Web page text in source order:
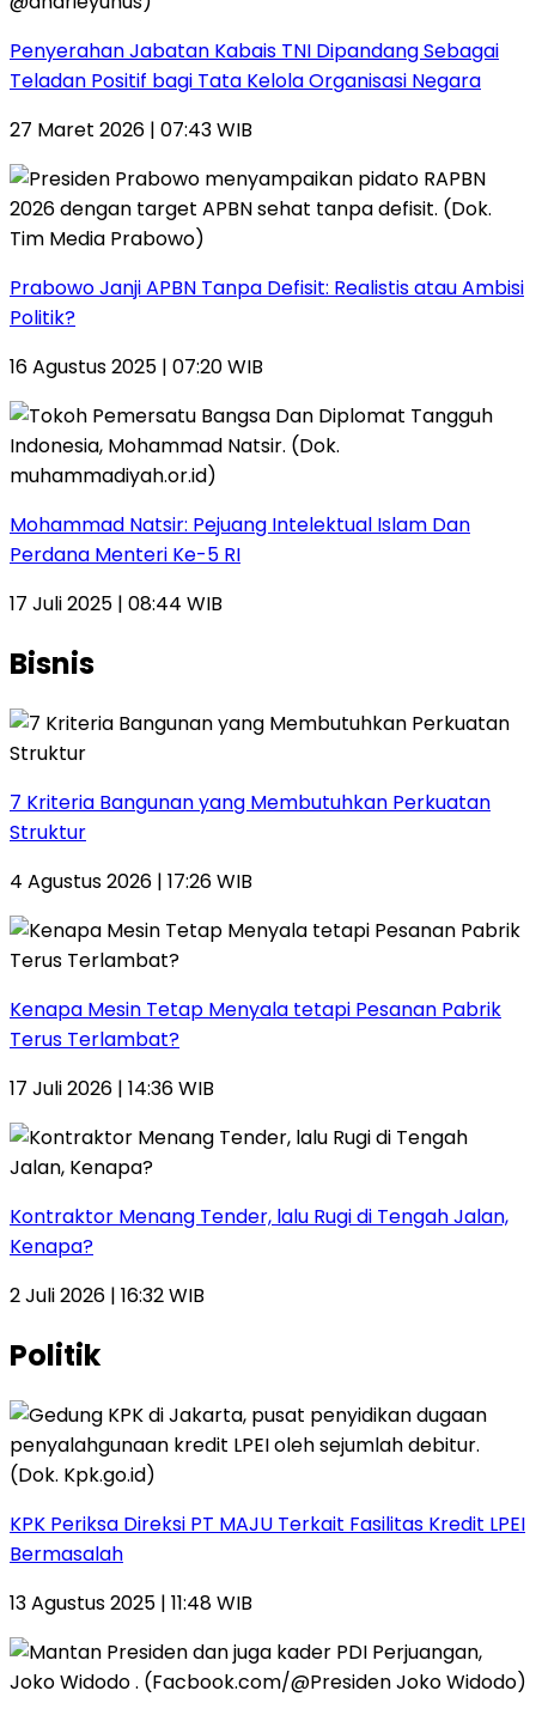
Penyerahan Jabatan Kabais TNI Dipandang Sebagai
Teladan Positif bagi Tata Kelola Organisasi Negara
27 Maret 2026 | 07:43 WIB
Prabowo Janji APBN Tanpa Defisit: Realistis atau Ambisi
Politik?
16 Agustus 2025 | 07:20 WIB
Mohammad Natsir: Pejuang Intelektual Islam Dan
Perdana Menteri Ke-5 RI
17 Juli 2025 | 08:44 WIB
Bisnis
7 Kriteria Bangunan yang Membutuhkan Perkuatan
Struktur
4 Agustus 2026 | 17:26 WIB
Kenapa Mesin Tetap Menyala tetapi Pesanan Pabrik
Terus Terlambat?
17 Juli 2026 | 14:36 WIB
Kontraktor Menang Tender, lalu Rugi di Tengah Jalan,
Kenapa?
2 Juli 2026 | 16:32 WIB
Politik
KPK Periksa Direksi PT MAJU Terkait Fasilitas Kredit LPEI
Bermasalah
13 Agustus 2025 | 11:48 WIB